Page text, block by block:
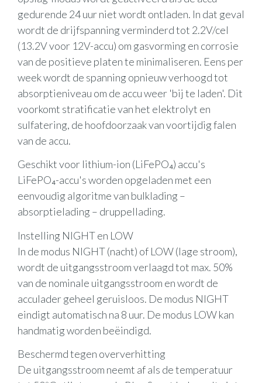
gedurende 24 uur niet wordt ontladen. In dat geval
wordt de drijfspanning verminderd tot 2.2V/cel
(13.2V voor 12V-accu) om gasvorming en corrosie
van de positieve platen te minimaliseren. Eens per
week wordt de spanning opnieuw verhoogd tot
absorptieniveau om de accu weer 'bij te laden'. Dit
voorkomt stratificatie van het elektrolyt en
sulfatering, de hoofdoorzaak van voortijdig falen
van de accu.
Geschikt voor lithium-ion (LiFePO₄) accu's
LiFePO₄-accu's worden opgeladen met een
eenvoudig algoritme van bulklading –
absorptielading – druppellading.
Instelling NIGHT en LOW
In de modus NIGHT (nacht) of LOW (lage stroom),
wordt de uitgangsstroom verlaagd tot max. 50%
van de nominale uitgangsstroom en wordt de
acculader geheel geruisloos. De modus NIGHT
eindigt automatisch na 8 uur. De modus LOW kan
handmatig worden beëindigd.
Beschermd tegen oververhitting
De uitgangsstroom neemt af als de temperatuur